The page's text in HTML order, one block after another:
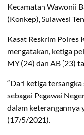
Kecamatan Wawonii
(Konkep), Sulawesi
Kasat Reskrim Polres
mengatakan, ketiga
MY (24) dan AB (23)
“Dari ketiga
sebagai Pegawai
dalam keterangannya
(17/5/2021).